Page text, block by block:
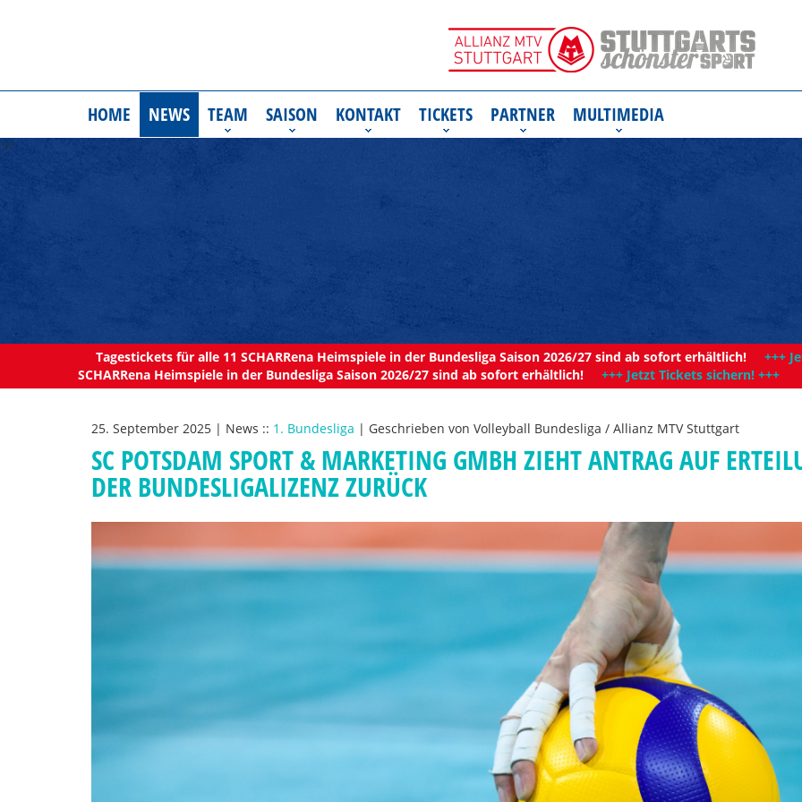
HOME NEWS TEAM SAISON KONTAKT TICKETS PARTNER MULTIMEDIA
11
Tagestickets für alle 11 SCHARRena Heimspiele in der Bundesliga Saison 2026/27 sind ab sofort erhältlich! +++
SCHARRena Heimspiele in der Bundesliga Saison 2026/27 sind ab sofort erhältlich! +++ Jetzt Tickets sichern! +++
25. September 2025 | News :: 1. Bundesliga | Geschrieben von Volleyball Bundesliga / Allianz MTV Stuttgart
SC POTSDAM SPORT & MARKETING GMBH ZIEHT ANTRAG AUF
DER BUNDESLIGALIZENZ ZURÜCK